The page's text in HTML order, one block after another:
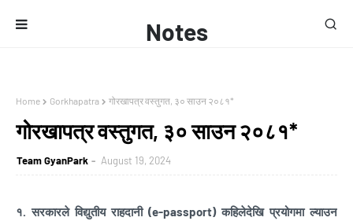
Notes
Home Gorkhapatra गोरखापत्र वस्तुगत, ३० साउन २०८१*
गोरखापत्र वस्तुगत, ३० साउन २०८१*
Team GyanPark August 19, 2024
१. सरकारले विद्युतीय राहदानी (e-passport) कहिलेदेखि प्रयोगमा ल्याउन